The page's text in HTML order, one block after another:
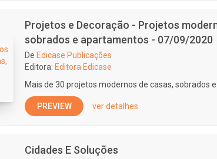
Projetos e Decoração - Projetos
sobrados e apartamentos - 07/09/2020
De Edicase Publicações
Editora: Editora Edicase
Mais de 30 projetos modernos de casas, sobrados
PREVIEW ver detalhes
Cidades E Soluções